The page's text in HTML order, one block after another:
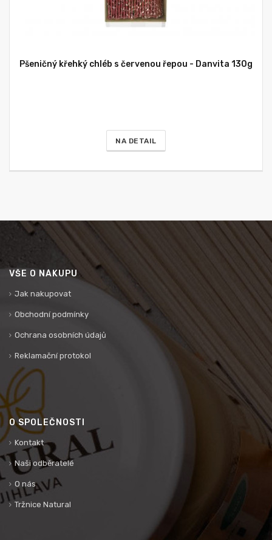
Pšeničný křehký chléb s červenou řepou - Danvita 130g
NA DETAIL
VŠE O NÁKUPU
Jak nakupovat
Obchodní podmínky
Ochrana osobních údajů
Reklamační protokol
O SPOLEČNOSTI
Kontakt
Naši odběratelé
O nás
Tržnice Natural